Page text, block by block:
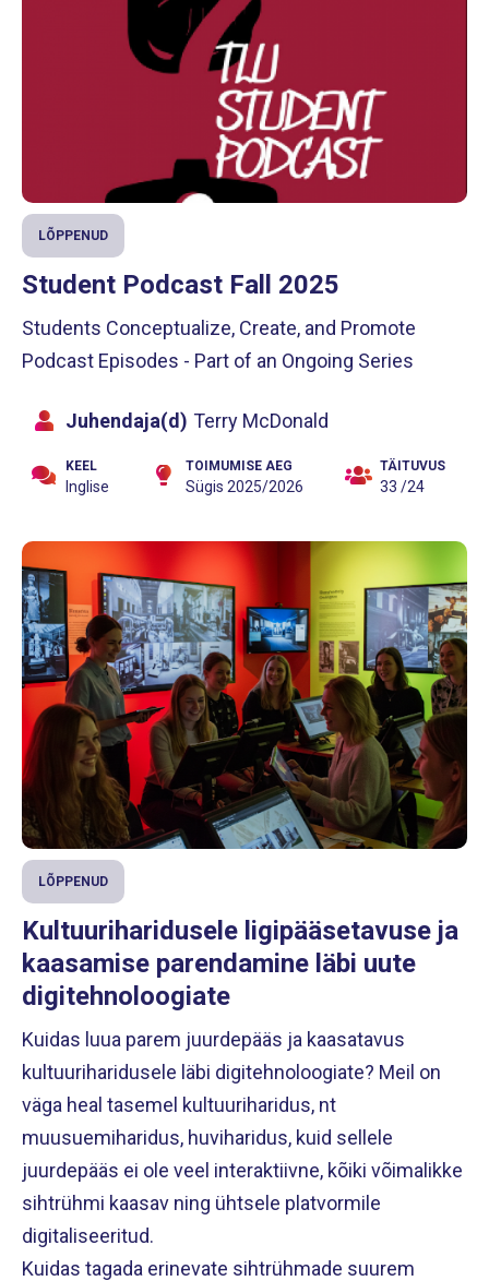
LÕPPENUD
Student Podcast Fall 2025
Students Conceptualize, Create, and Promote
Podcast Episodes - Part of an Ongoing Series
Juhendaja(d) Terry McDonald
KEEL
Inglise
TOIMUMISE AEG
Sügis 2025/2026
TÄITUVUS
33 /24
LÕPPENUD
Kultuuriharidusele ligipääsetavuse ja
kaasamise parendamine läbi uute
digitehnoloogiate
Kuidas luua parem juurdepääs ja kaasatavus
kultuuriharidusele läbi digitehnoloogiate? Meil on
väga heal tasemel kultuuriharidus, nt
muusuemiharidus, huviharidus, kuid sellele
juurdepääs ei ole veel interaktiivne, kõiki võimalikke
sihtrühmi kaasav ning ühtsele platvormile
digitaliseeritud.
Kuidas tagada erinevate sihtrühmade suurem